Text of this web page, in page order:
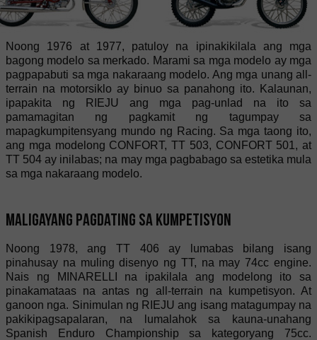
Noong 1976 at 1977, patuloy na ipinakikilala ang mga
bagong modelo sa merkado. Marami sa mga modelo ay mga
pagpapabuti sa mga nakaraang modelo. Ang mga unang all-
terrain na motorsiklo ay binuo sa panahong ito. Kalaunan,
ipapakita ng RIEJU ang mga pag-unlad na ito sa
pamamagitan ng pagkamit ng tagumpay sa
mapagkumpitensyang mundo ng Racing. Sa mga taong ito,
ang mga modelong CONFORT, TT 503, CONFORT 501, at
TT 504 ay inilabas; na may mga pagbabago sa estetika mula
sa mga nakaraang modelo.
Maligayang pagdating sa kumpetisyon
Noong 1978, ang TT 406 ay lumabas bilang isang
pinahusay na muling disenyo ng TT, na may 74cc engine.
Nais ng MINARELLI na ipakilala ang modelong ito sa
pinakamataas na antas ng all-terrain na kumpetisyon. At
ganoon nga. Sinimulan ng RIEJU ang isang matagumpay na
pakikipagsapalaran, na lumalahok sa kauna-unahang
Spanish Enduro Championship sa kategoryang 75cc.